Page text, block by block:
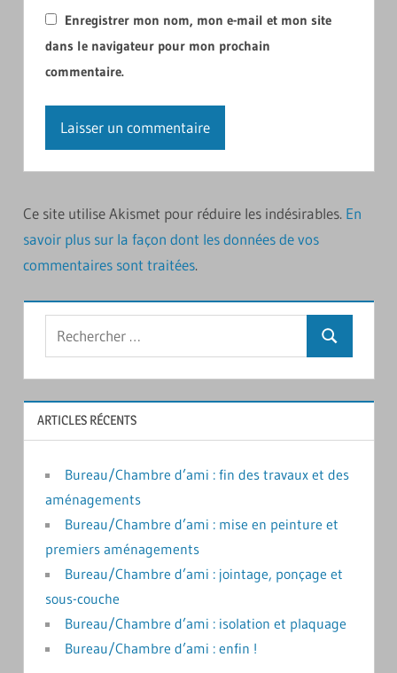
Enregistrer mon nom, mon e-mail et mon site
dans le navigateur pour mon prochain
commentaire.
Ce site utilise Akismet pour réduire les indésirables. En
savoir plus sur la façon dont les données de vos
commentaires sont traitées.
Recherche
ARTICLES RÉCENTS
Bureau/Chambre d’ami : fin des travaux et des
aménagements
Bureau/Chambre d’ami : mise en peinture et
premiers aménagements
Bureau/Chambre d’ami : jointage, ponçage et
sous-couche
Bureau/Chambre d’ami : isolation et plaquage
Bureau/Chambre d’ami : enfin !